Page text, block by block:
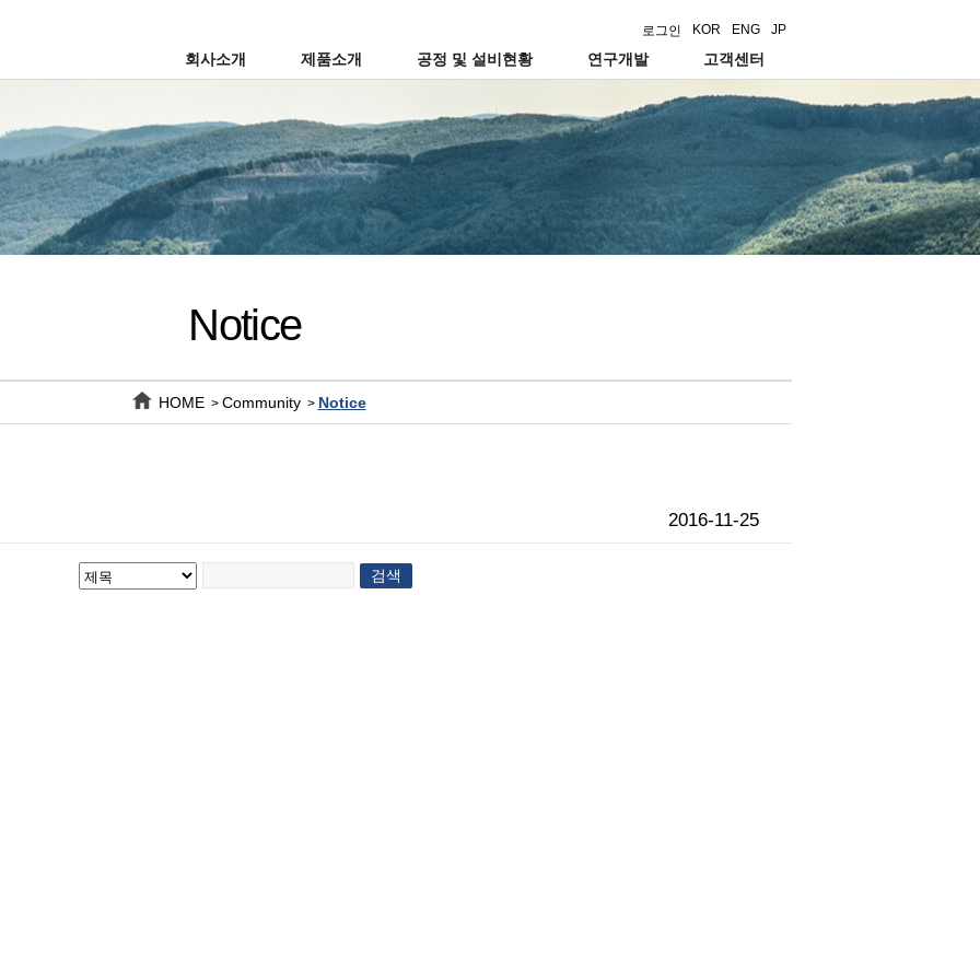
JP
ENG
KOR
로그인
회사소개 제품소개 공정 및 설비현황 연구개발 고객센터
Notice
HOME> Community> Notice
2016-11-25